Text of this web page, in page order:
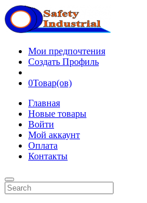
Мои предпочтения
Создать Профиль
0Товар(ов)
Главная
Новые товары
Войти
Мой аккаунт
Оплата
Контакты